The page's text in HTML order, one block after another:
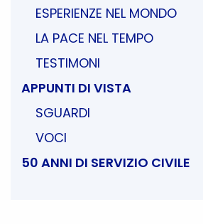
ESPERIENZE NEL MONDO
LA PACE NEL TEMPO
TESTIMONI
APPUNTI DI VISTA
SGUARDI
VOCI
50 ANNI DI SERVIZIO CIVILE